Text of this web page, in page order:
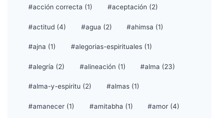
#acción correcta (1) #aceptación (2)
#actitud (4) #agua (2) #ahimsa (1)
#ajna (1) #alegorias-espirituales (1)
#alegría (2) #alineación (1) #alma (23)
#alma-y-espiritu (2) #almas (1)
#amanecer (1) #amitabha (1) #amor (4)